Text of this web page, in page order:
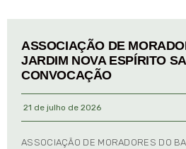
ASSOCIAÇÃO DE
JARDIM NOVA ESPÍRITO
CONVOCAÇÃO
21 de julho de 2026
ASSOCIAÇÃO DE MORADORES DO